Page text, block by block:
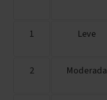
1 Leve
2 Moderada